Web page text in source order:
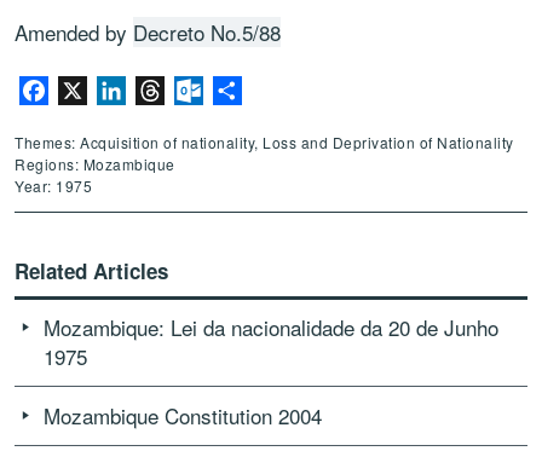
Amended by Decreto No.5/88
Facebook LinkedInThreadsOutlook.com
Themes: Acquisition of nationality, Loss and Deprivation of Nationality
Regions: Mozambique
Year: 1975
Related Articles
Mozambique: Lei da nacionalidade da 20 de Junho
1975
Mozambique Constitution 2004